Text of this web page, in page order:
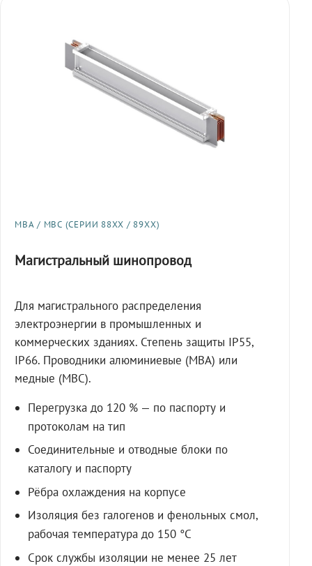
МВА / МВС (СЕРИИ 88XX / 89XX)
Магистральный шинопровод
Для магистрального распределения
электроэнергии в промышленных и
коммерческих зданиях. Степень защиты IP55,
IP66. Проводники алюминиевые (МВА) или
медные (МВС).
Перегрузка до 120 % — по паспорту и
протоколам на тип
Соединительные и отводные блоки по
каталогу и паспорту
Рёбра охлаждения на корпусе
Изоляция без галогенов и фенольных смол,
рабочая температура до 150 °C
Срок службы изоляции не менее 25 лет